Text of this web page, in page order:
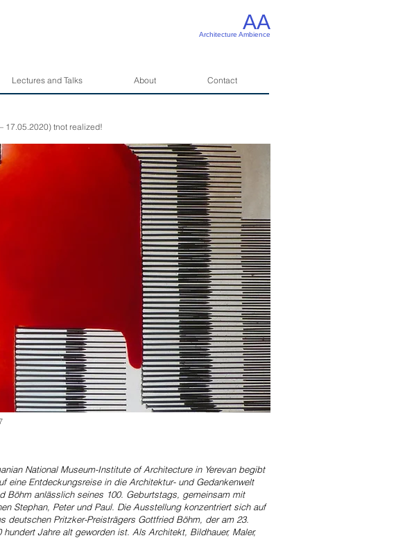
AA
Architecture Ambience
Lectures and Talks About Contact
17.05.2020) tnot realized!
National Museum-Institute of Architecture in Yerevan begibt
eine Entdeckungsreise in die Architektur- und Gedankenwelt
Böhm anlässlich seines 100. Geburtstags, gemeinsam mit
Stephan, Peter und Paul. Die Ausstellung konzentriert sich auf
deutschen Pritzker-Preisträgers Gottfried Böhm, der am 23.
hundert Jahre alt geworden ist. Als Architekt, Bildhauer, Maler,